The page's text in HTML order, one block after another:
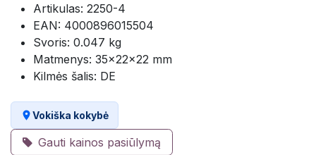
Artikulas: 2250-4
EAN: 4000896015504
Svoris: 0.047 kg
Matmenys: 35×22×22 mm
Kilmės šalis: DE
Vokiška kokybė
Gauti kainos pasiūlymą